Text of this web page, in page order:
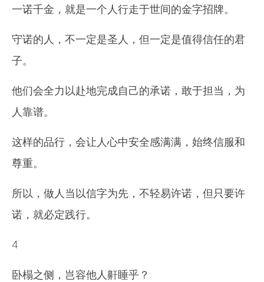
一诺千金，就是一个人行走于世间的金字招牌。
守诺的人，不一定是圣人，但一定是值得信任的君
子。
他们会全力以赴地完成自己的承诺，敢于担当，为
人靠谱。
这样的品行，会让人心中安全感满满，始终信服和
尊重。
所以，做人当以信字为先，不轻易许诺，但只要许
诺，就必定践行。
4
卧榻之侧，岂容他人鼾睡乎？